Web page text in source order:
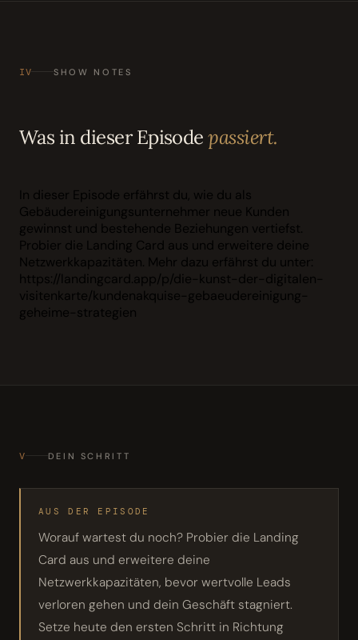
IV SHOW NOTES
Was in dieser Episodepassiert.
In dieser Episode erfährst du, wie du als
Gebäudereinigungsunternehmer neue Kunden
gewinnst und bestehende Beziehungen vertiefst.
Probier die Landing Card aus und erweitere deine
Netzwerkkapazitäten. Mehr dazu erfährst du unter:
https://landingcard.app/p/die-kunst-der-digitalen-
visitenkarte/kundenakquise-gebaeudereinigung-
geheime-strategien
V DEIN SCHRITT
AUS DER EPISODE
Worauf wartest du noch? Probier die Landing
Card aus und erweitere deine
Netzwerkkapazitäten, bevor wertvolle Leads
verloren gehen und dein Geschäft stagniert.
Setze heute den ersten Schritt in Richtung